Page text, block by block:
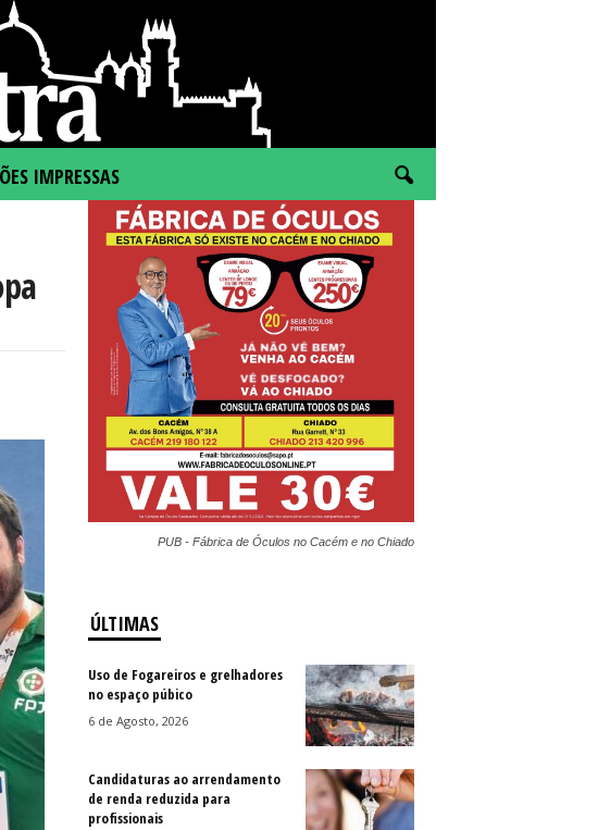
IMPRESSAS
PUB - Fábrica de Óculos no Cacém e no Chiado
ÚLTIMAS
Uso de Fogareiros e grelhadores
no espaço púbico
6 de Agosto, 2026
Candidaturas ao arrendamento
de renda reduzida para
profissionais